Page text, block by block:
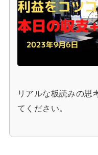
リアルな板読みの思
てください。